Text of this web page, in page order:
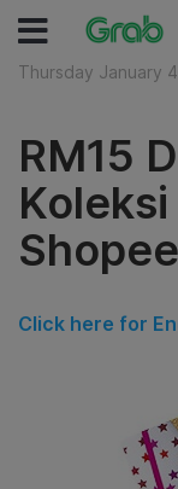
Thursday January
RM15
Click here for